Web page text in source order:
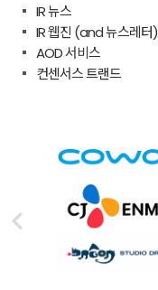
IR 뉴스
IR 웹진 (and 뉴스레터)
AOD 서비스
컨센서스 트랜드